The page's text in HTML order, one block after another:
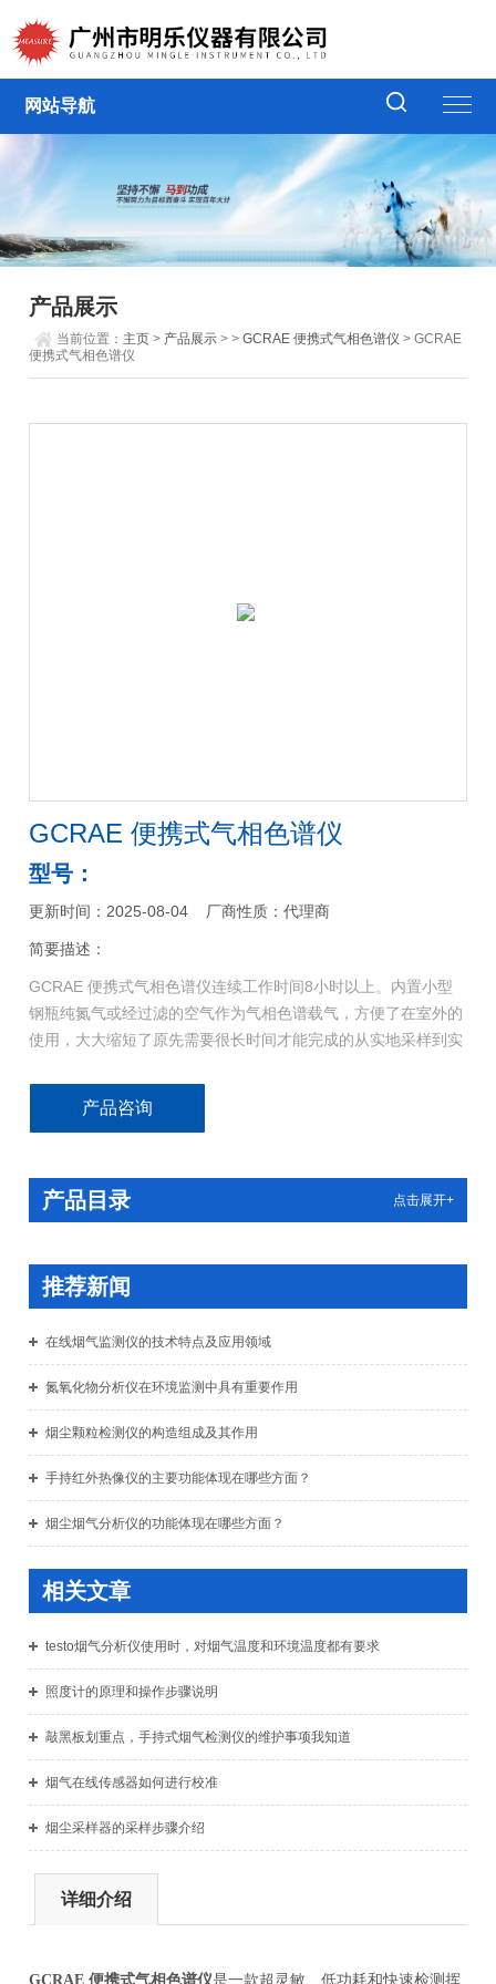
网站导航
产品展示
当前位置： 主页 > 产品展示 > >GCRAE 便携式气相色谱仪 > GCRAE
便携式气相色谱仪
GCRAE 便携式气相色谱仪
型号：
更新时间：2025-08-04 厂商性质：代理商
简要描述：
GCRAE 便携式气相色谱仪连续工作时间8小时以上。内置小型
钢瓶纯氮气或经过滤的空气作为气相色谱载气，方便了在室外的
使用，大大缩短了原先需要很长时间才能完成的从实地采样到实
产品咨询
产品目录 点击展开+
推荐新闻
在线烟气监测仪的技术特点及应用领域
氮氧化物分析仪在环境监测中具有重要作用
烟尘颗粒检测仪的构造组成及其作用
手持红外热像仪的主要功能体现在哪些方面？
烟尘烟气分析仪的功能体现在哪些方面？
相关文章
testo烟气分析仪使用时，对烟气温度和环境温度都有要求
照度计的原理和操作步骤说明
敲黑板划重点，手持式烟气检测仪的维护事项我知道
烟气在线传感器如何进行校准
烟尘采样器的采样步骤介绍
详细介绍
GCRAE 便携式气相色谱仪是一款超灵敏、低功耗和快速检测挥